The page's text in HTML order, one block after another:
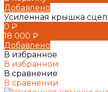
Добавлено
Усиленная крышка
0 ₽
18 000 ₽
Добавлено
В избранное
В избранном
В сравнение
В сравнении